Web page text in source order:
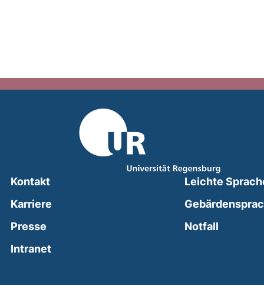
Kontakt
Karriere
Presse
Intranet(external link, opens in a new window)
Leichte
Notfall